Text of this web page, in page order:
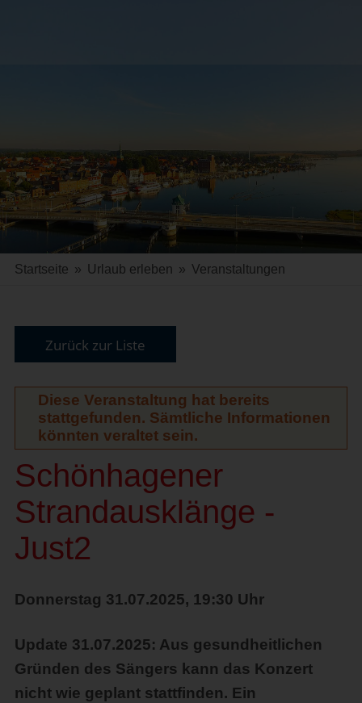
Startseite » Urlaub erleben » Veranstaltungen
Zurück zur Liste
Diese Veranstaltung hat bereits
stattgefunden. Sämtliche Informationen
könnten veraltet sein.
Schönhagener
Strandausklänge -
Just2
Donnerstag 31.07.2025, 19:30 Uhr
Update 31.07.2025: Aus gesundheitlichen
Gründen des Sängers kann das Konzert
nicht wie geplant stattfinden. Ein